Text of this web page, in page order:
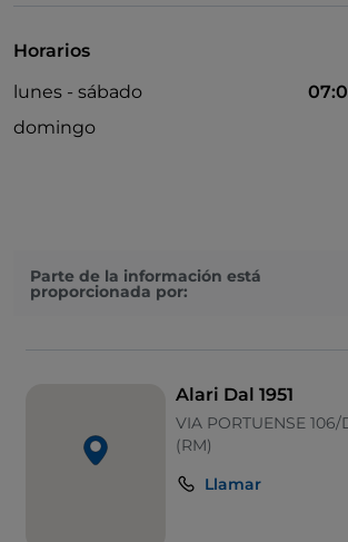
Horarios
lunes - sábado
domingo
Parte de la información está
proporcionada por:
Alari Dal 1951
VIA PORTUENSE 106/
(RM)
Llamar